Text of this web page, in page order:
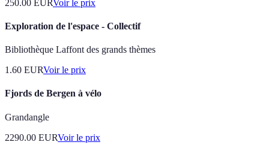
250.00 EURVoir le prix
Exploration de l'espace - Collectif
Bibliothèque Laffont des grands thèmes
1.60 EURVoir le prix
Fjords de Bergen à vélo
Grandangle
2290.00 EURVoir le prix